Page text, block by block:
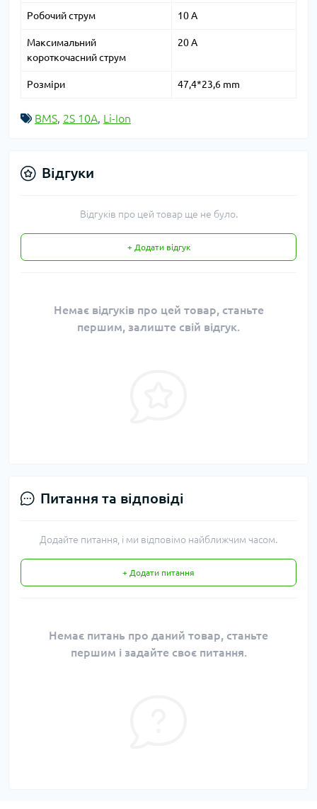
Робочий струм 10 A
Максимальний
короткочасний струм
20 A
Розміри 47,4*23,6 mm
BMS, 2S 10A, Li-Ion
Відгуки
Відгуків про цей товар ще не було.
+ Додати відгук
Немає відгуків про цей товар, станьте
першим, залиште свій відгук.
Питання та відповіді
Додайте питання, і ми відповімо найближчим часом.
+ Додати питання
Немає питань про даний товар, станьте
першим і задайте своє питання.